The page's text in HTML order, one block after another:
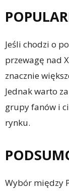
Jeśli chodzi o
przewagę nad
znacznie
Jednak warto
grupy fanów i
rynku.
Wybór między